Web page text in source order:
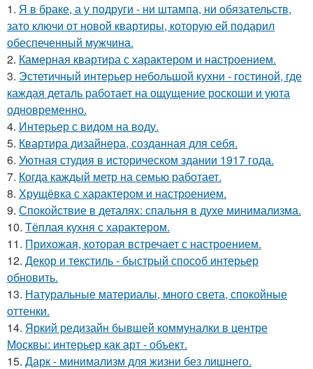
1. Я в браке, а у подруги - ни штампа, ни обязательств,
зато ключи от новой квартиры, которую ей подарил
обеспеченный мужчина.
2. Камерная квартира с характером и настроением.
3. Эстетичный интерьер небольшой кухни - гостиной, где
каждая деталь работает на ощущение роскоши и уюта
одновременно.
4. Интерьер с видом на воду.
5. Квартира дизайнера, созданная для себя.
6. Уютная студия в историческом здании 1917 года.
7. Когда каждый метр на семью работает.
8. Хрущёвка с характером и настроением.
9. Спокойствие в деталях: спальня в духе минимализма.
10. Тёплая кухня с характером.
11. Прихожая, которая встречает с настроением.
12. Декор и текстиль - быстрый способ интерьер
обновить.
13. Натуральные материалы, много света, спокойные
оттенки.
14. Яркий редизайн бывшей коммуналки в центре
Москвы: интерьер как арт - объект.
15. Дарк - минимализм для жизни без лишнего.